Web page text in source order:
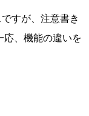
すが、注意書き
応、機能の違いを